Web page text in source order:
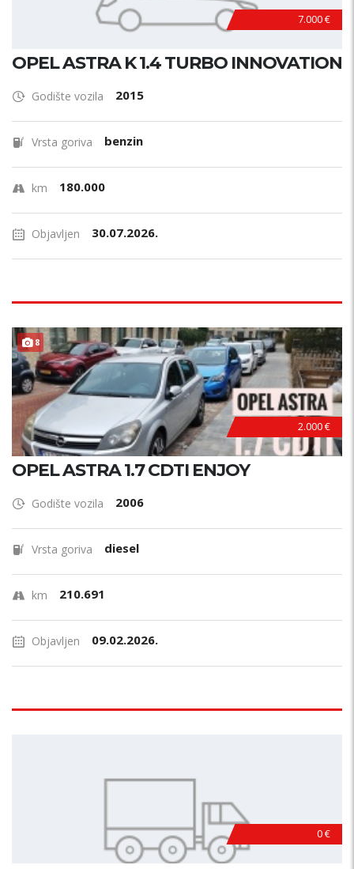
7.000 €
OPEL ASTRA K 1.4 TURBO INNOVATION
Godište vozila 2015
Vrsta goriva benzin
km 180.000
Objavljen 30.07.2026.
8 ODRŽAVAN !
2.000 €
OPEL ASTRA 1.7 CDTI ENJOY
Godište vozila 2006
Vrsta goriva diesel
km 210.691
Objavljen 09.02.2026.
0 €